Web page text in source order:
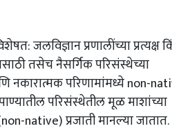
जलविज्ञान प्रणालींच्या प्रत्यक्ष
तसेच नैसर्गिक परिसंस्थेच्या
नकारात्मक परिणामांमध्ये non-
परिसंस्थेतील मूळ माशांच्या
native) प्रजाती मानल्या जातात.